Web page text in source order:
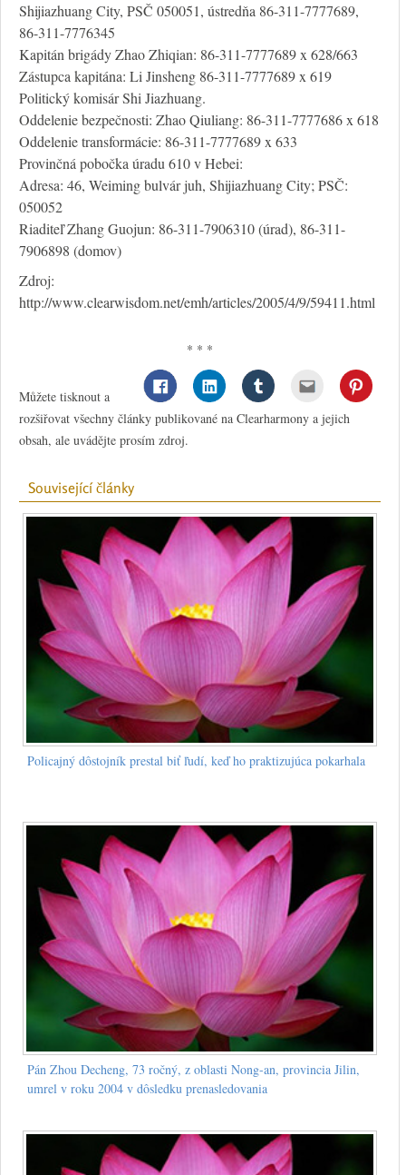
Shijiazhuang City, PSČ 050051, ústredňa 86-311-7777689,
86-311-7776345
Kapitán brigády Zhao Zhiqian: 86-311-7777689 x 628/663
Zástupca kapitána: Li Jinsheng 86-311-7777689 x 619
Politický komisár Shi Jiazhuang.
Oddelenie bezpečnosti: Zhao Qiuliang: 86-311-7777686 x 618
Oddelenie transformácie: 86-311-7777689 x 633
Provinčná pobočka úradu 610 v Hebei:
Adresa: 46, Weiming bulvár juh, Shijiazhuang City; PSČ:
050052
Riaditeľ Zhang Guojun: 86-311-7906310 (úrad), 86-311-
7906898 (domov)
Zdroj:
http://www.clearwisdom.net/emh/articles/2005/4/9/59411.html
* * *
Můžete tisknout a
rozšiřovat všechny články publikované na Clearharmony a jejich
obsah, ale uvádějte prosím zdroj.
Související články
Policajný dôstojník prestal biť ľudí, keď ho praktizujúca pokarhala
Pán Zhou Decheng, 73 ročný, z oblasti Nong-an, provincia Jilin,
umrel v roku 2004 v dôsledku prenasledovania